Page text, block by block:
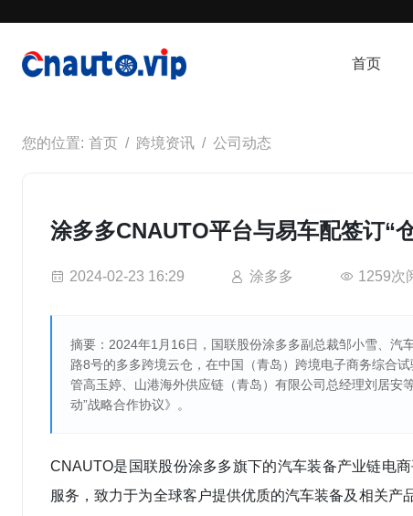
首页
首页 跨境资讯 公司动态
涂多多CNAUTO平台与易车配签订“
2024-02-23 16:29 涂多多 1259次
摘要：2024年1月16日，国联股份涂多多副总裁邹小雪、汽
路8号的多多跨境云仓，在中国（青岛）跨境电子商务综合
管高玉婷、山港海外供应链（青岛）有限公司总经理刘居安
动”战略合作协议》。
CNAUTO是国联股份涂多多旗下的汽车装备产业链电
服务，致力于为全球客户提供优质的汽车装备及相关